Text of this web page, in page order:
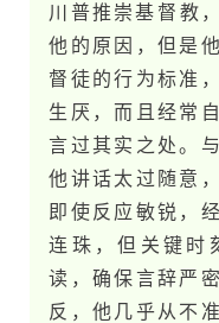
川普推崇基​督​教
他的原因，但是
督徒的行为标准
生厌，而且经常
言过其实之处。
他讲话太过随意
即使反应敏锐，
连珠，但关键时
读，确保言辞严
反，他几乎从不